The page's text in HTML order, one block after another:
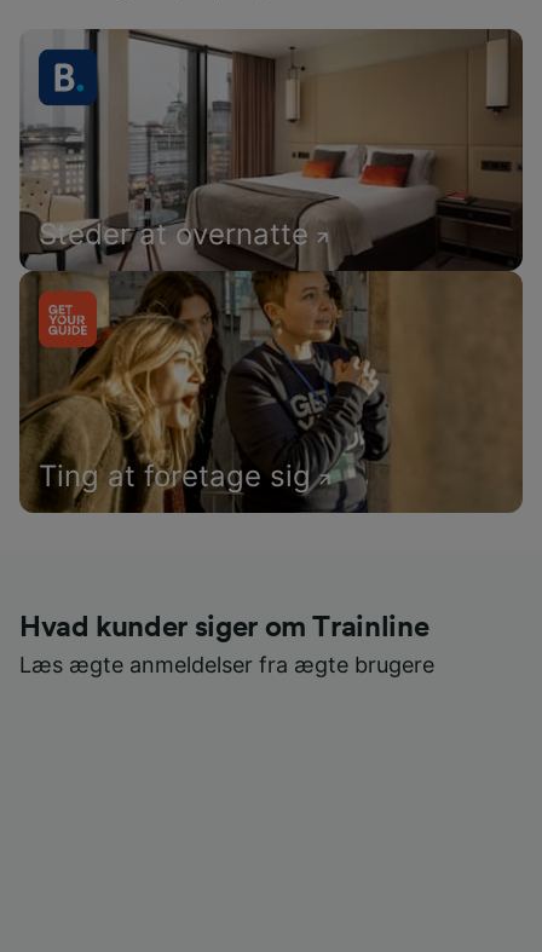
Steder at overnatte
Ting at foretage sig
Hvad kunder siger om Trainline
Læs ægte anmeldelser fra ægte brugere